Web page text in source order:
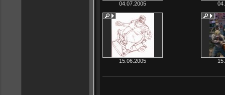
04.07.2005
15.06.2005